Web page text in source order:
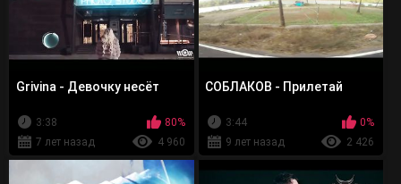
Grivina - Девочку несёт
3:38
80%
7 лет назад
4 960
СОБЛАКОВ - Прилетай
3:44
0%
9 лет назад
2 426